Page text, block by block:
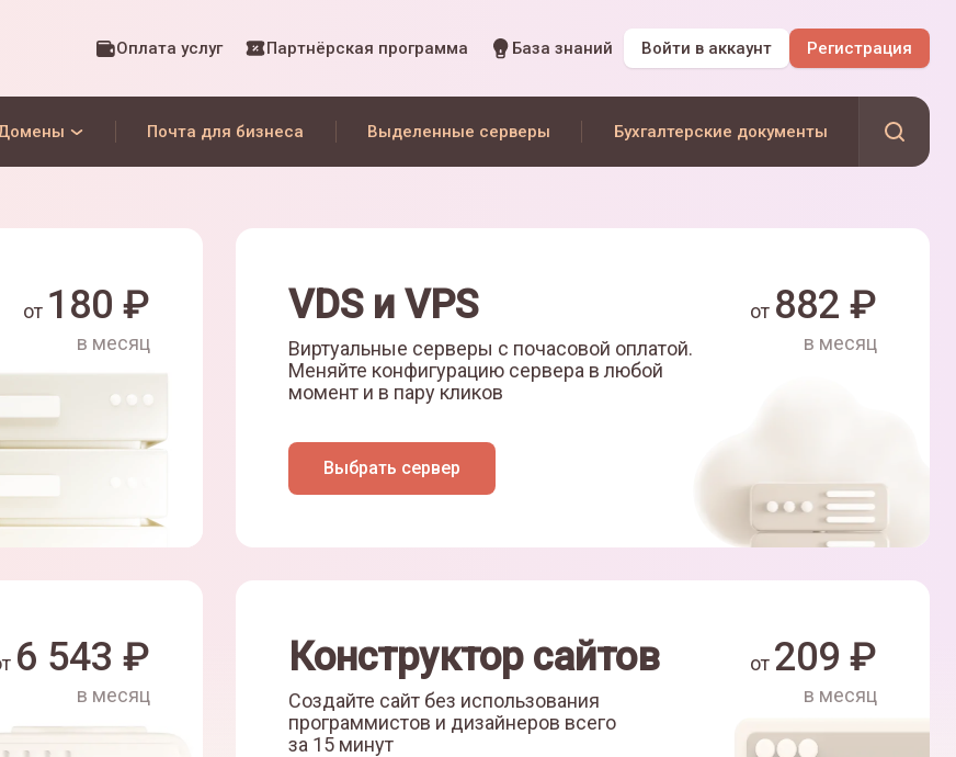
Оплата услуг Партнёрская программа База знаний Войти в аккаунт Регистрация
Почта для бизнеса Выделенные серверы Бухгалтерские документы
от 180 ₽
в месяц
VDS и VPS
Виртуальные серверы с почасовой оплатой.
Меняйте конфигурацию сервера в любой
момент и в пару кликов
Выбрать сервер
от 882 ₽
в месяц
6 543 ₽
в месяц
Конструктор сайтов
Создайте сайт без использования
программистов и дизайнеров всего
за 15 минут
от 209 ₽
в месяц